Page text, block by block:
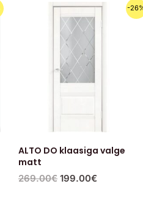
-
ALTO DO klaasiga valge
matt
269.00€
Первоначальная
цена
составляла
269.00€.
199.00€
Текущая
цена:
199.00€.